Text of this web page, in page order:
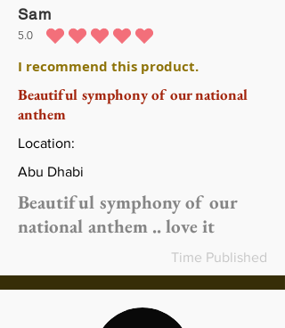
Sam
5.0 متوسط التقييم هو 5 من 5
I recommend this product.
Beautiful symphony of our national
anthem
Location:
Abu Dhabi
Beautiful symphony of our
national anthem .. love it
Time Published